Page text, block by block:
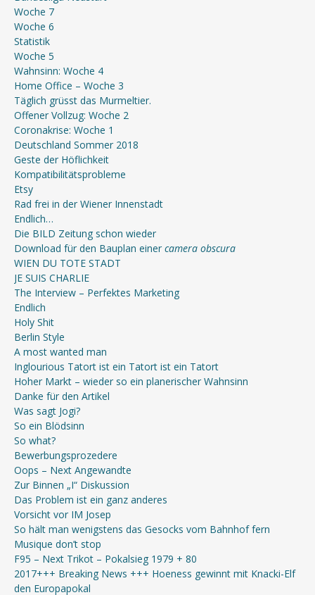
Woche 7
Woche 6
Statistik
Woche 5
Wahnsinn: Woche 4
Home Office – Woche 3
Täglich grüsst das Murmeltier.
Offener Vollzug: Woche 2
Coronakrise: Woche 1
Deutschland Sommer 2018
Geste der Höflichkeit
Kompatibilitätsprobleme
Etsy
Rad frei in der Wiener Innenstadt
Endlich…
Die BILD Zeitung schon wieder
Download für den Bauplan einer camera obscura
WIEN DU TOTE STADT
JE SUIS CHARLIE
The Interview – Perfektes Marketing
Endlich
Holy Shit
Berlin Style
A most wanted man
Inglourious Tatort ist ein Tatort ist ein Tatort
Hoher Markt – wieder so ein planerischer Wahnsinn
Danke für den Artikel
Was sagt Jogi?
So ein Blödsinn
So what?
Bewerbungsprozedere
Oops – Next Angewandte
Zur Binnen „I“ Diskussion
Das Problem ist ein ganz anderes
Vorsicht vor IM Josep
So hält man wenigstens das Gesocks vom Bahnhof fern
Musique don’t stop
F95 – Next Trikot – Pokalsieg 1979 + 80
2017+++ Breaking News +++ Hoeness gewinnt mit Knacki-Elf
den Europapokal